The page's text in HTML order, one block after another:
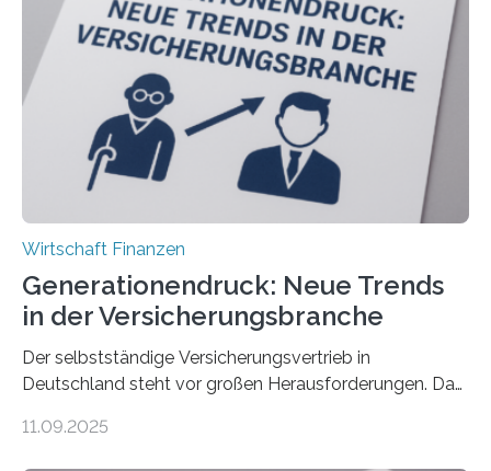
Wirtschaft Finanzen
Generationendruck: Neue Trends
in der Versicherungsbranche
Der selbstständige Versicherungsvertrieb in
Deutschland steht vor großen Herausforderungen. Das
Dr. Matthias Beenken und Prof. Dr. Lukas Linnenbrink
11.09.2025